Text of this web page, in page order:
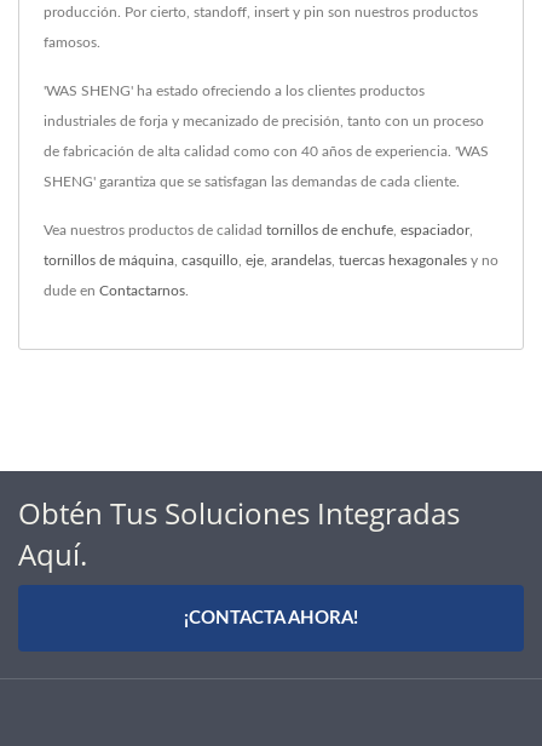
producción. Por cierto, standoff, insert y pin son nuestros productos
famosos.
'WAS SHENG' ha estado ofreciendo a los clientes productos
industriales de forja y mecanizado de precisión, tanto con un proceso
de fabricación de alta calidad como con 40 años de experiencia. 'WAS
SHENG' garantiza que se satisfagan las demandas de cada cliente.
Vea nuestros productos de calidad tornillos de enchufe espaciador,
tornillos de máquina casquillo eje arandelas tuercas hexagonales y no
dude en Contactarnos
Obtén Tus Soluciones Integradas
Aquí.
¡CONTACTA AHORA!